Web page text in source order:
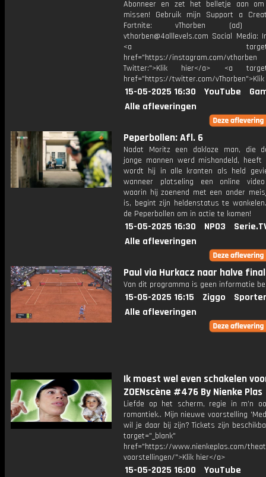
Abonneer en zet het belletje aan
missen! Gebruik mijn Support a
Fortnite: vThorben (ad)
vthorben@4alllevels.com Social Media:
<a
href="https://instagram.com/vthorben
Twitter:">Klik hier</a> <a
href="https://twitter.com/
15-05-2025 16:30 YouTube
Alle afleveringen
Peperbollen: Afl. 6
Nadat Moritz een dakloze man, die
jonge mannen werd mishandeld, heeft
wordt hij in alle kranten als held
wanneer plotseling een online
waarin hij zoenend met een ander
is, begint zijn heldenstatus te
de Peperbollen om in actie te komen!
15-05-2025 16:30 NPO3
Alle afleveringen
Paul via Hurkacz naar halve
Van dit programma is geen informatie
15-05-2025 16:15 Ziggo
Alle afleveringen
Ik moest wel even schakelen
ZOENscène #476 By Nienke Plas
Liefde op het scherm, regie in m’n
romantiek.. Mijn nieuwe voorstelling
wil je daar bij zijn? Tickets zijn
target="_blank"
href="https://www.nienkeplas.com/
voorstellingen/">Klik hier</a>
15-05-2025 16:00
YouTube